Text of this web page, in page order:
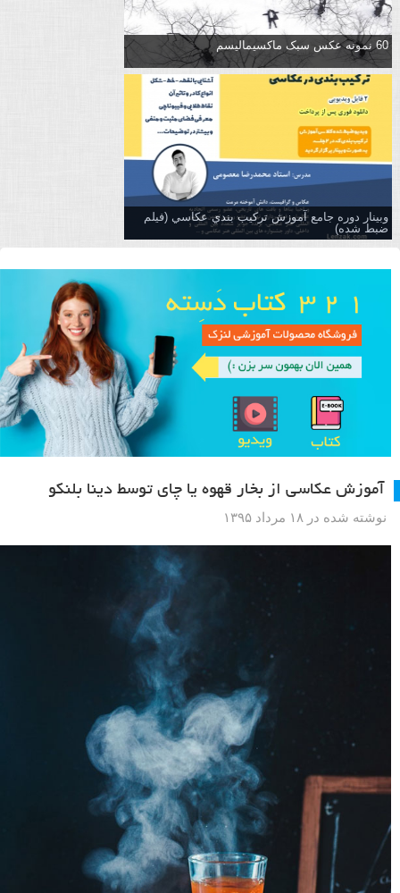
60 نمونه عکس سبک ماکسیمالیسم
وبینار دوره جامع آموزش تركيب بندي عكاسي (فیلم
ضبط شده)
آموزش عکاسی از بخار قهوه یا چای توسط دینا بلنکو
نوشته شده در ۱۸ مرداد ۱۳۹۵